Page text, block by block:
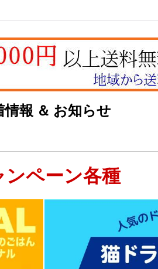
情報 ＆ お知らせ
ンペーン各種